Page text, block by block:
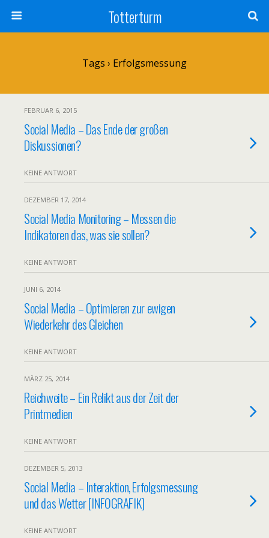
Totterturm
Tags › Erfolgsmessung
FEBRUAR 6, 2015
Social Media – Das Ende der großen
Diskussionen?
KEINE ANTWORT
DEZEMBER 17, 2014
Social Media Monitoring – Messen die
Indikatoren das, was sie sollen?
KEINE ANTWORT
JUNI 6, 2014
Social Media – Optimieren zur ewigen
Wiederkehr des Gleichen
KEINE ANTWORT
MÄRZ 25, 2014
Reichweite – Ein Relikt aus der Zeit der
Printmedien
KEINE ANTWORT
DEZEMBER 5, 2013
Social Media – Interaktion, Erfolgsmessung
und das Wetter [INFOGRAFIK]
KEINE ANTWORT